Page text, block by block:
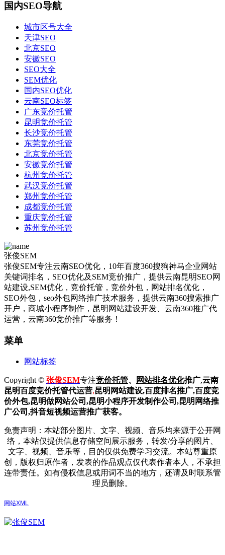
国内SEO导航
城市区号大全
天津SEO
北京SEO
安徽SEO
SEO大全
SEM优化
国内SEO优化
云南SEO标签
广东竞价托管
昆明竞价托管
长沙竞价托管
东莞竞价托管
北京竞价托管
安徽竞价托管
杭州竞价托管
武汉竞价托管
郑州竞价托管
成都竞价托管
重庆竞价托管
苏州竞价托管
张俊SEM
张俊SEM专注云南SEO优化，10年百度360搜狗神马企业网站
关键词排名，SEO优化及SEM竞价推广，提供云南昆明SEO网
站建设,SEM优化，竞价托管，竞价外包，网站排名优化，
SEO外包，seo外包网络推广技术服务，提供云南360搜索推广
开户，商城小程序制作，昆明网站建设开发、云南360推广代
运营，云南360竞价推广等服务！
菜单
网站标签
Copyright © 张俊SEM专注竞价托管、 网站排名优化推广,云南
昆明百度竞价托管代运营,昆明网站建设,百度排名推广,百度竞
价外包,昆明做网站公司,昆明小程序开发制作公司,昆明网络推
广公司,抖音短视频运营推广获客。
免责声明：本站部分图片、文字、视频、音乐均来源于公开网
络，本站仅提供信息存储空间展示服务，转发/分享的图片、
文字、视频、音乐等，目的仅供免费学习交流。本站尊重原
创，版权归原作者，发表的作品观点仅代表作者本人，不承担
连带责任。如有侵权信息或用词不当的地方，还请及时联系管
理员删除。
网站XML